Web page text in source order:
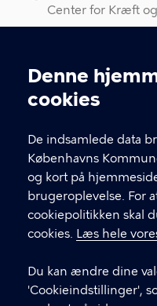
Denne
cookies
De indsamlede data
Københavns
og kort på
brugeroplevelse. For
cookiepolitikken skal
cookies. Læs hele
Du kan ændre dine
'Cookieindstillinger',
Center for Kræft
Kontakt os
Det er vigtigt, du
forbindelse med
eller afsluttende
kontaktperson.
In English